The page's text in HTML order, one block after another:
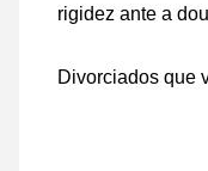
rigidez ante a
Divorciados que